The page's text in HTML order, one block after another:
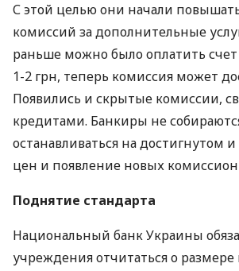
С этой целью они начали
комиссий за дополнительные
раньше можно было оплатить счет
1-2 грн, теперь комиссия может
Появились и скрытые комиссии,
кредитами. Банкиры не
останавливаться на достигнутом
цен и появление новых
Поднятие стандарта
Национальный банк Украины
учреждения отчитаться о